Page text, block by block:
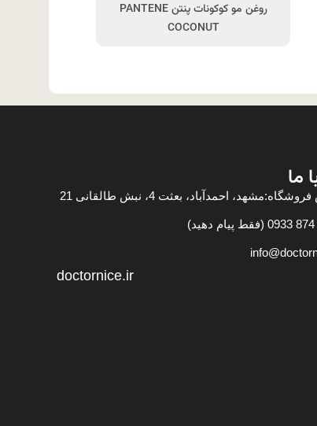
روغن مو کوکونات پنتن PANTENE
COCONUT
ما
احمدآباد، بعثت 4، نبش طالقانی 21
doctornice.ir